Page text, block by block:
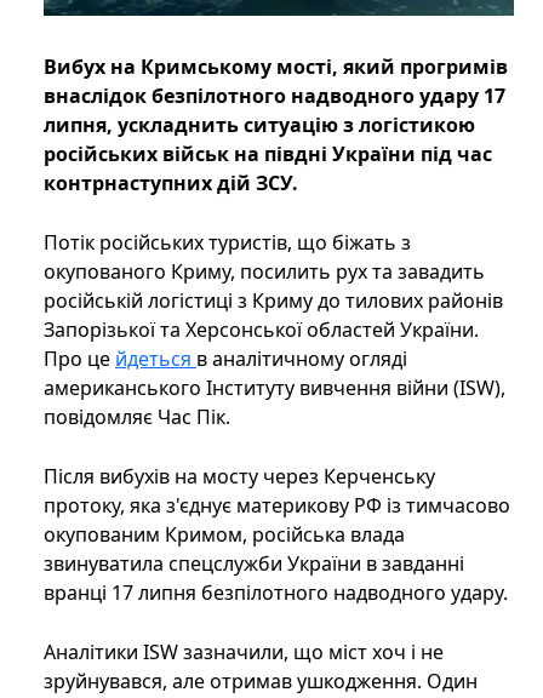
Вибух на Кримському мості, який прогримів
внаслідок безпілотного надводного удару 17
липня, ускладнить ситуацію з логістикою
російських військ на півдні України під час
контрнаступних дій ЗСУ.
Потік російських туристів, що біжать з
окупованого Криму, посилить рух та завадить
російській логістиці з Криму до тилових районів
Запорізької та Херсонської областей України.
Про це йдеться в аналітичному огляді
американського Інституту вивчення війни (ISW),
повідомляє Час Пік.
Після вибухів на мосту через Керченську
протоку, яка з'єднує материкову РФ із тимчасово
окупованим Кримом, російська влада
звинуватила спецслужби України в завданні
вранці 17 липня безпілотного надводного удару.
Аналітики ISW зазначили, що міст хоч і не
зруйнувався, але отримав ушкодження. Один